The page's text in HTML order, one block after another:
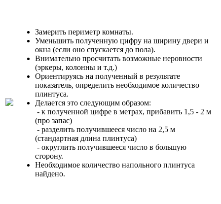
Замерить периметр комнаты.
Уменьшить полученную цифру на ширину двери и
окна (если оно спускается до пола).
Внимательно просчитать возможные неровности
(эркеры, колонны и т.д.)
Ориентируясь на полученный в результате
показатель, определить необходимое количество
плинтуса.
Делается это следующим образом:
- к полученной цифре в метрах, прибавить 1,5 - 2 м
(про запас)
- разделить получившееся число на 2,5 м
(стандартная длина плинтуса)
- округлить получившееся число в большую
сторону.
Необходимое количество напольного плинтуса
найдено.